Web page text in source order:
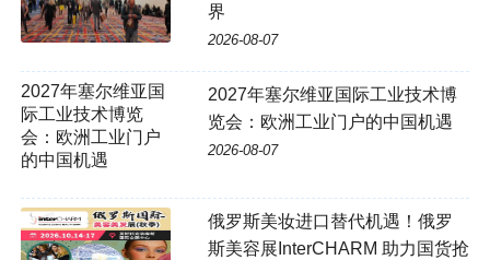
界
2026-08-07
2027年塞尔维亚国际工业技术博
览会：欧洲工业门户的中国机遇
2026-08-07
俄罗斯美妆进口替代机遇！俄罗
斯美容展InterCHARM 助力国货抢